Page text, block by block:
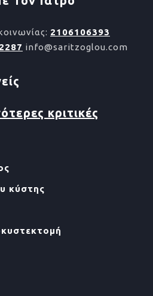
2106106393
info@saritzoglou.com
κριτικές
κύστης